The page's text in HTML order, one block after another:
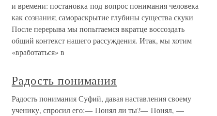
и времени: постановка-под-вопрос понимания человека
как сознания; самораскрытие глубины существа скуки
После перерыва мы попытаемся вкратце воссоздать
общий контекст нашего рассуждения. Итак, мы хотим
«вработаться» в
Радость понимания
Радость понимания Суфий, давая наставления своему
ученику, спросил его:— Понял ли ты?— Понял, —